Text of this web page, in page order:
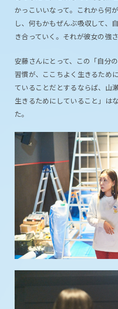
かっこいいなって。これから何
し、何もかもぜんぶ吸収して、
き合っていく。それが彼女の強さ
安藤さんにとって、この「自分
習慣が、ここちよく生きるため
ていることだとするならば、山
生きるためにしていること」は
た。